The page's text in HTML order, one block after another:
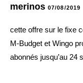
merinos 07/08/2019
cette offre sur le fixe
M-Budget et Wingo
abonnés jusqu’au 24